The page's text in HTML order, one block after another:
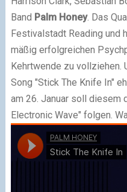
Band Palm Honey. Das
Festivalstadt Reading und
mäßig erfolgreichen
Kehrtwende zu vollziehen.
Song "Stick The Knife In"
am 26. Januar soll diesem
Electronic Wave" folgen.